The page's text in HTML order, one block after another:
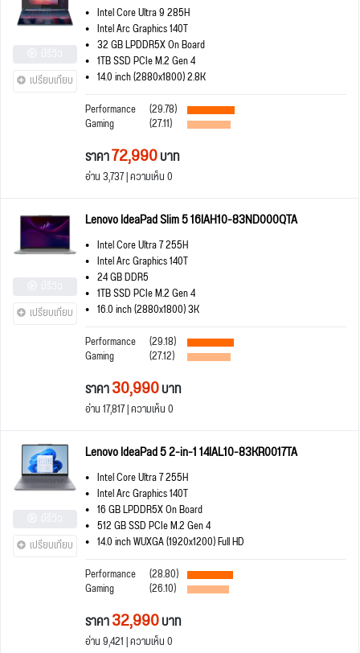
เปรียบเทียบ
Intel Core Ultra 9 285H
Intel Arc Graphics 140T
32 GB LPDDR5X On Board
1TB SSD PCIe M.2 Gen 4
14.0 inch (2880x1800) 2.8K
Performance
(29.78)
Gaming (27.11)
ราคา72,990บาท
อ่าน 3,737 | ความเห็น 0
เปรียบเทียบ
Lenovo IdeaPad Slim 5 16IAH10-83ND000QTA
Intel Core Ultra 7 255H
Intel Arc Graphics 140T
24 GB DDR5
1TB SSD PCIe M.2 Gen 4
16.0 inch (2880x1800) 3K
Performance
(29.18)
Gaming (27.12)
ราคา30,990บาท
อ่าน 17,817 | ความเห็น 0
เปรียบเทียบ
Lenovo IdeaPad 5 2-in-1 14IAL10-83KR0017TA
Intel Core Ultra 7 255H
Intel Arc Graphics 140T
16 GB LPDDR5X On Board
512 GB SSD PCIe M.2 Gen 4
14.0 inch WUXGA (1920x1200) Full HD
Performance
(28.80)
Gaming (26.10)
ราคา32,990บาท
อ่าน 9,421 | ความเห็น 0